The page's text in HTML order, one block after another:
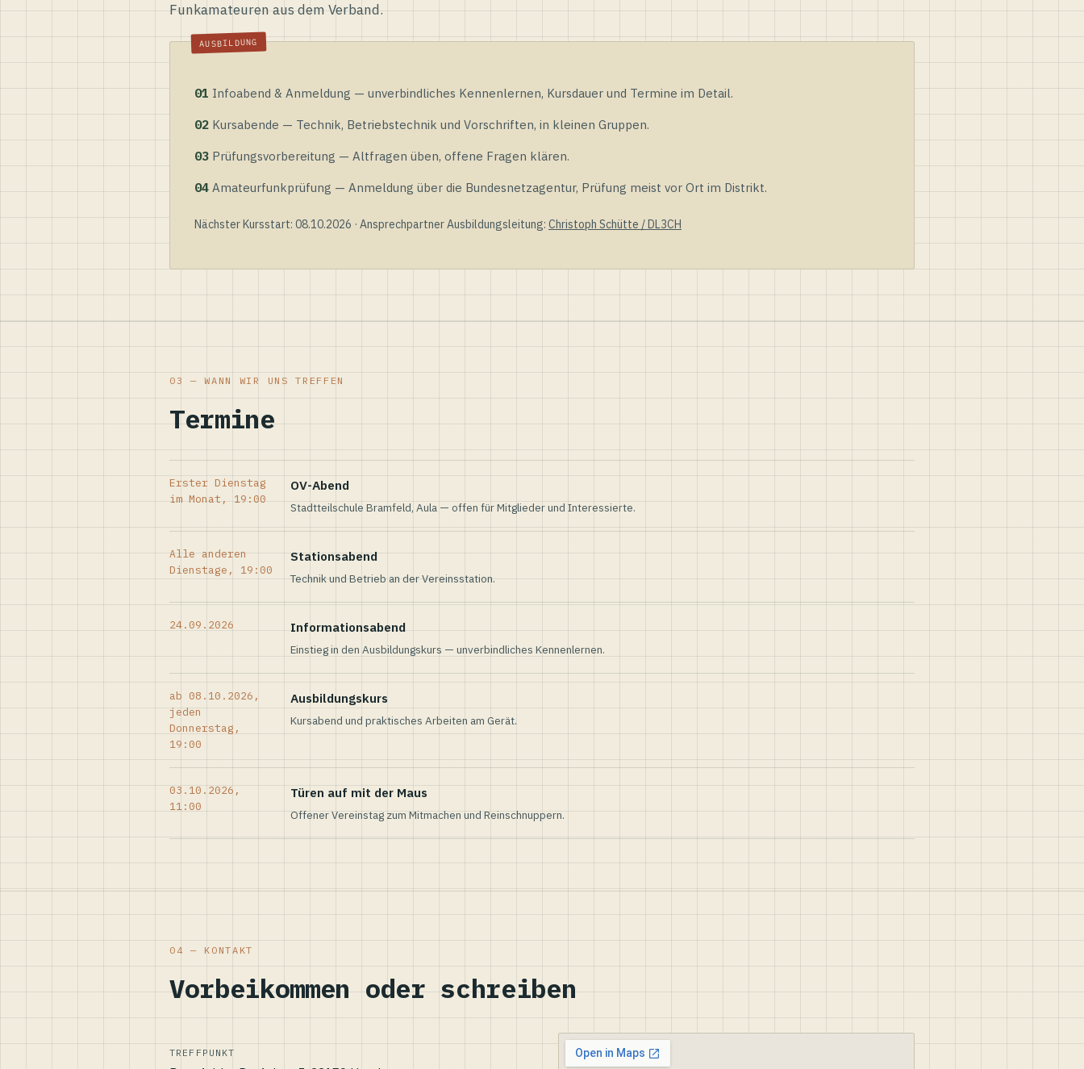
Funkamateuren aus dem Verband.
01 Infoabend & Anmeldung — unverbindliches Kennenlernen, Kursdauer und Termine im Detail.
02 Kursabende — Technik, Betriebstechnik und Vorschriften, in kleinen Gruppen.
03 Prüfungsvorbereitung — Altfragen üben, offene Fragen klären.
04 Amateurfunkprüfung — Anmeldung über die Bundesnetzagentur, Prüfung meist vor Ort im Distrikt.
Nächster Kursstart: 08.10.2026 · Ansprechpartner Ausbildungsleitung: Christoph Schütte / DL3CH
03 — WANN WIR UNS TREFFEN
Termine
Erster Dienstag
im Monat, 19:00
OV-Abend
Stadtteilschule Bramfeld, Aula — offen für Mitglieder und Interessierte.
Alle anderen
Dienstage, 19:00
Stationsabend
Technik und Betrieb an der Vereinsstation.
24.09.2026 Informationsabend
Einstieg in den Ausbildungskurs — unverbindliches Kennenlernen.
ab 08.10.2026,
jeden
Donnerstag,
19:00
Ausbildungskurs
Kursabend und praktisches Arbeiten am Gerät.
03.10.2026,
11:00
Türen auf mit der Maus
Offener Vereinstag zum Mitmachen und Reinschnuppern.
04 — KONTAKT
Vorbeikommen oder schreiben
TREFFPUNKT